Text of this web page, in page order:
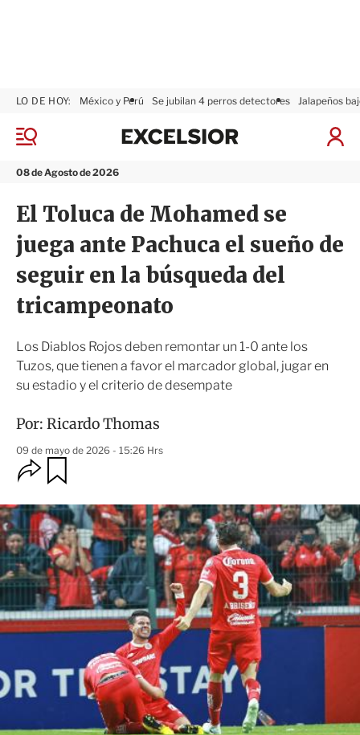
M
n
08 de Agosto de 2026
LO DE HOY: México y Perú Se jubilan 4 perros detectores Jalapeños
I
S
x
i
o
r
El Toluca de Mohamed se
juega ante Pachuca el sueño de
seguir en la búsqueda del
tricampeonato
Los Diablos Rojos deben remontar un 1-0 ante los
Tuzos, que tienen a favor el marcador global, jugar en
su estadio y el criterio de desempate
Por: Ricardo Thomas
09 de mayo de 2026 - 15:26 Hrs
O
p
i
o
n
e
s
d
e
c
o
r
d
a
r